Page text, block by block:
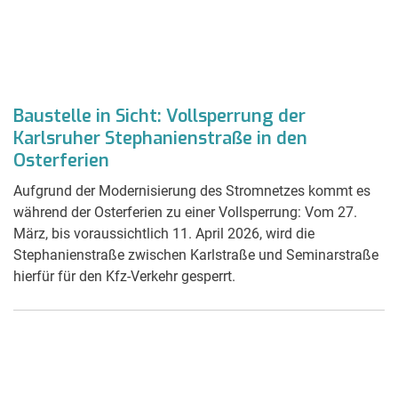
Baustelle in Sicht: Vollsperrung der
Karlsruher Stephanienstraße in den
Osterferien
Aufgrund der Modernisierung des Stromnetzes kommt es
während der Osterferien zu einer Vollsperrung: Vom 27.
März, bis voraussichtlich 11. April 2026, wird die
Stephanienstraße zwischen Karlstraße und Seminarstraße
hierfür für den Kfz-Verkehr gesperrt.